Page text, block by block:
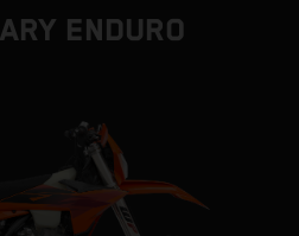
ENDURO